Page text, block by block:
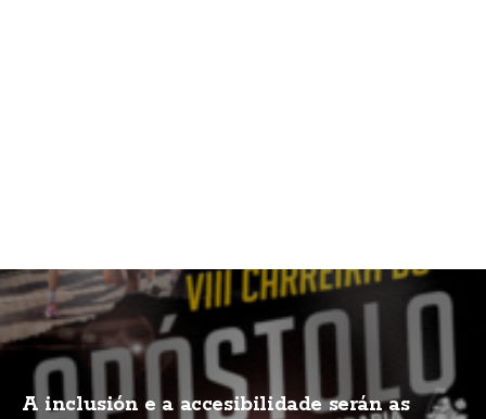
A inclusión e a accesibilidade serán as